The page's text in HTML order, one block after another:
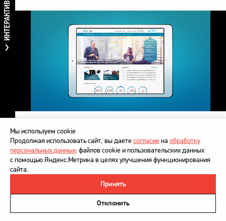
ИНТЕРАКТИВ
присутствии MAYKOR в России и впечатляющем
количестве её клиентов.
Политика в отношении обработки персональных данных
Напишите нам
Мы используем cookie
Продолжая использовать сайт, вы даетесогласиена обработку
персональных данных: файлов cookie и пользовательских данных
с помощью Яндекс.Метрика в целях улучшения функционирования
сайта.
Принять
Отклонить